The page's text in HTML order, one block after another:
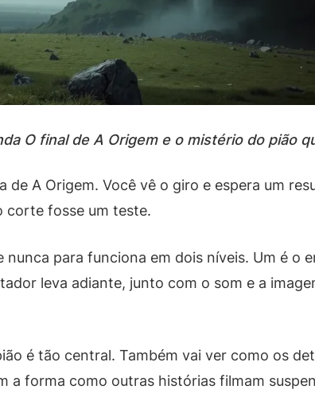
O final de A Origem e o mistério do pião
de A Origem. Você vê o giro e espera um
corte fosse um teste.
para funciona em dois níveis. Um é o
leva adiante, junto com o som e a
é tão central. Também vai ver como os
a forma como outras histórias filmam